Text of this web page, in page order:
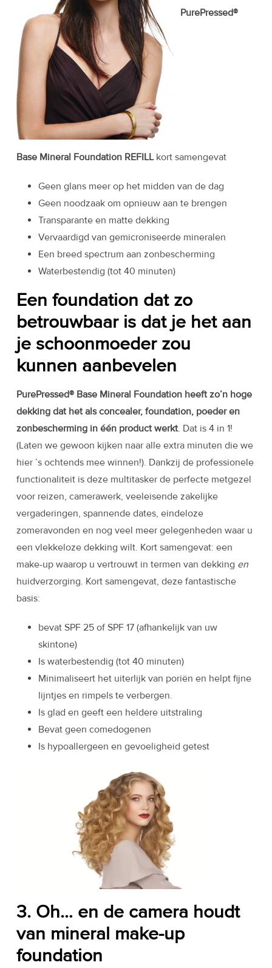
PurePressed®
Base Mineral Foundation REFILL kort samengevat
Geen glans meer op het midden van de dag
Geen noodzaak om opnieuw aan te brengen
Transparante en matte dekking
Vervaardigd van gemicroniseerde mineralen
Een breed spectrum aan zonbescherming
Waterbestendig (tot 40 minuten)
Een foundation dat zo
betrouwbaar is dat je het aan
je schoonmoeder zou
kunnen aanbevelen
PurePressed® Base Mineral Foundation heeft zo’n hoge
dekking dat het als concealer, foundation, poeder en
zonbescherming in één product werkt. Dat is 4 in 1!
(Laten we gewoon kijken naar alle extra minuten die we
hier ’s ochtends mee winnen!). Dankzij de professionele
functionaliteit is deze multitasker de perfecte metgezel
voor reizen, camerawerk, veeleisende zakelijke
vergaderingen, spannende dates, eindeloze
zomeravonden en nog veel meer gelegenheden waar u
een vlekkeloze dekking wilt. Kort samengevat: een
make-up waarop u vertrouwt in termen van dekking en
huidverzorging. Kort samengevat, deze fantastische
basis:
bevat SPF 25 of SPF 17 (afhankelijk van uw
skintone)
Is waterbestendig (tot 40 minuten)
Minimaliseert het uiterlijk van poriën en helpt fijne
lijntjes en rimpels te verbergen.
Is glad en geeft een heldere uitstraling
Bevat geen comedogenen
Is hypoallergeen en gevoeligheid getest
3. Oh… en de camera houdt
van mineral make-up
foundation